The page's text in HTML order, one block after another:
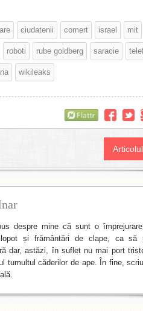
ciudatenii comert israel mit
roboti rube goldberg saracie
wikileaks
despre mine că sunt o
și frământări de clape, ca să
dar, astăzi, în suflet nu mai port
tumultul căderilor de ape. În fine,